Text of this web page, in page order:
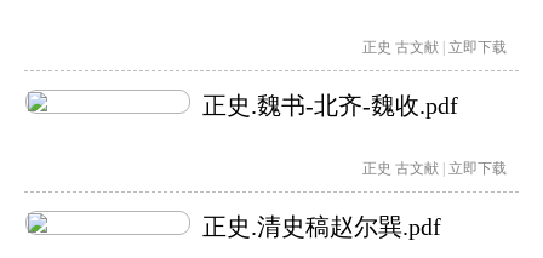
正史 古文献 立即下载
正史.魏书-北齐-魏收.pdf
正史 古文献 立即下载
正史.清史稿赵尔巽.pdf